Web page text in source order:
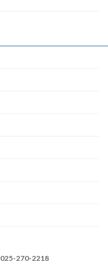
025-270-2218